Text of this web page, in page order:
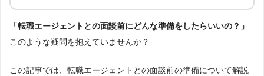
「転職エージェントとの面談前にどんな準備をしたらいいの？」
このような疑問を抱えていませんか？
この記事では、転職エージェントとの面談前の準備について解説